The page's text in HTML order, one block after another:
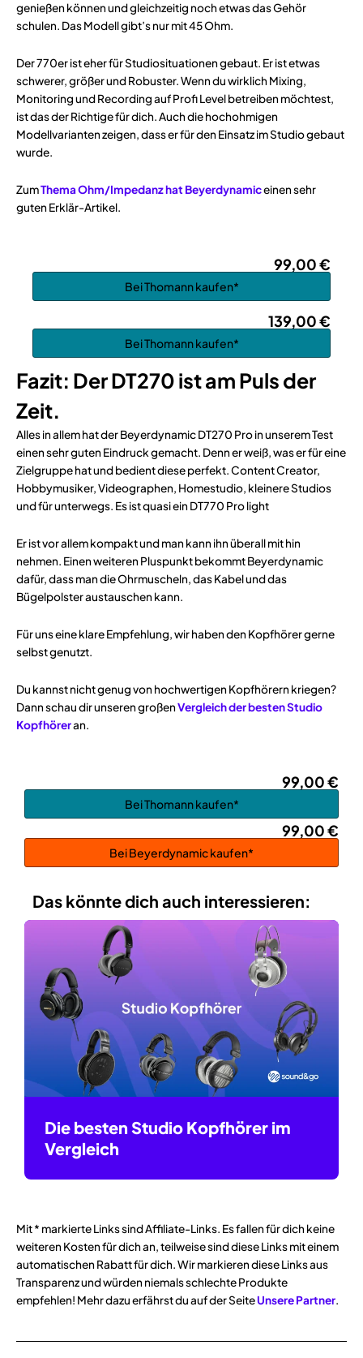
genießen können und gleichzeitig noch etwas das Gehör
schulen. Das Modell gibt’s nur mit 45 Ohm.
Der 770er ist eher für Studiosituationen gebaut. Er ist etwas
schwerer, größer und Robuster. Wenn du wirklich Mixing,
Monitoring und Recording auf Profi Level betreiben möchtest,
ist das der Richtige für dich. Auch die hochohmigen
Modellvarianten zeigen, dass er für den Einsatz im Studio gebaut
wurde.
ZumThema Ohm/Impedanz hat Beyerdynamiceinen sehr
guten Erklär-Artikel.
99,00 €
Bei Thomann kaufen*
139,00 €
Bei Thomann kaufen*
Fazit: Der DT270 ist am Puls der
Zeit.
Alles in allem hat der Beyerdynamic DT270 Pro in unserem Test
einen sehr guten Eindruck gemacht. Denn er weiß, was er für eine
Zielgruppe hat und bedient diese perfekt. Content Creator,
Hobbymusiker, Videographen, Homestudio, kleinere Studios
und für unterwegs. Es ist quasi ein DT770 Pro light
Er ist vor allem kompakt und man kann ihn überall mit hin
nehmen. Einen weiteren Pluspunkt bekommt Beyerdynamic
dafür, dass man die Ohrmuscheln, das Kabel und das
Bügelpolster austauschen kann.
Für uns eine klare Empfehlung, wir haben den Kopfhörer gerne
selbst genutzt.
Du kannst nicht genug von hochwertigen Kopfhörern kriegen?
Dann schau dir unseren großenVergleich der besten Studio
Kopfhöreran.
99,00 €
Bei Thomann kaufen*
99,00 €
Bei Beyerdynamic kaufen*
Das könnte dich auch interessieren:
Die besten Studio Kopfhörer im
Vergleich
Mit * markierte Links sind Affiliate-Links. Es fallen für dich keine
weiteren Kosten für dich an, teilweise sind diese Links mit einem
automatischen Rabatt für dich. Wir markieren diese Links aus
Transparenz und würden niemals schlechte Produkte
empfehlen! Mehr dazu erfährst du auf der SeiteUnsere Partner.